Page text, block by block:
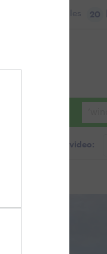
Files 20
Zoeken in foto & video: